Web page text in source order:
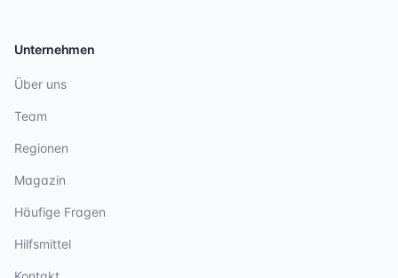
Unternehmen
Über uns
Team
Regionen
Magazin
Häufige Fragen
Hilfsmittel